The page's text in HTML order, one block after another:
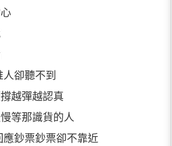
卻聽不到
越彈越認真
等那識貨的人
鈔票鈔票卻不靠近